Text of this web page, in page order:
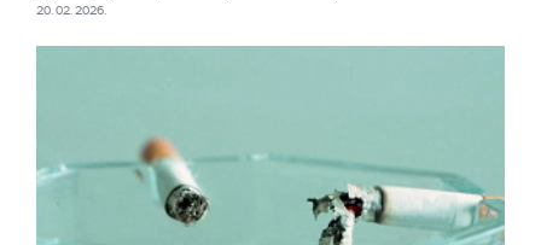
20. 02. 2026.